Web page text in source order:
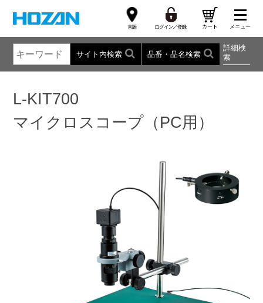
サイト内検索 品番・品名検索
詳細検
索
L-KIT700
マイクロスコープ（PC用）